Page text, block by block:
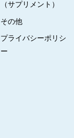
（サプリメント）
その他
プライバシーポリシ
ー